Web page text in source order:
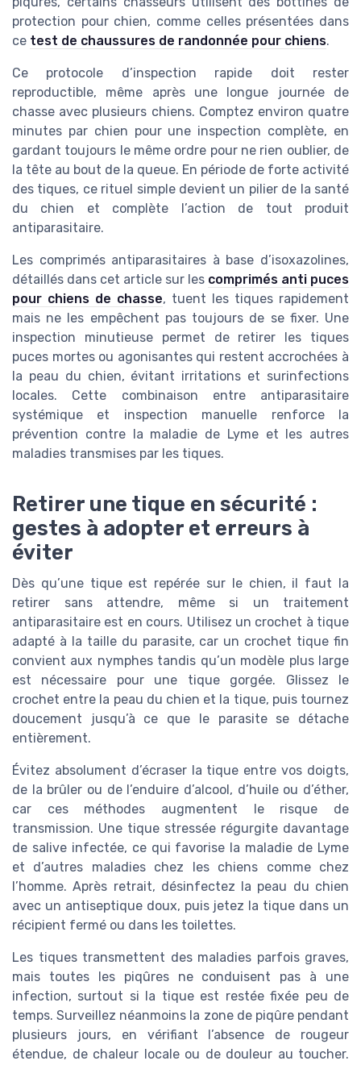
protection pour chien, comme celles présentées dans
ce test de chaussures de randonnée pour chiens.
Ce protocole d’inspection rapide doit rester
reproductible, même après une longue journée de
chasse avec plusieurs chiens. Comptez environ quatre
minutes par chien pour une inspection complète, en
gardant toujours le même ordre pour ne rien oublier, de
la tête au bout de la queue. En période de forte activité
des tiques, ce rituel simple devient un pilier de la santé
du chien et complète l’action de tout produit
antiparasitaire.
Les comprimés antiparasitaires à base d’isoxazolines,
détaillés dans cet article sur les comprimés anti puces
pour chiens de chasse, tuent les tiques rapidement
mais ne les empêchent pas toujours de se fixer. Une
inspection minutieuse permet de retirer les tiques
puces mortes ou agonisantes qui restent accrochées à
la peau du chien, évitant irritations et surinfections
locales. Cette combinaison entre antiparasitaire
systémique et inspection manuelle renforce la
prévention contre la maladie de Lyme et les autres
maladies transmises par les tiques.
Retirer une tique en sécurité :
gestes à adopter et erreurs à
éviter
Dès qu’une tique est repérée sur le chien, il faut la
retirer sans attendre, même si un traitement
antiparasitaire est en cours. Utilisez un crochet à tique
adapté à la taille du parasite, car un crochet tique fin
convient aux nymphes tandis qu’un modèle plus large
est nécessaire pour une tique gorgée. Glissez le
crochet entre la peau du chien et la tique, puis tournez
doucement jusqu’à ce que le parasite se détache
entièrement.
Évitez absolument d’écraser la tique entre vos doigts,
de la brûler ou de l’enduire d’alcool, d’huile ou d’éther,
car ces méthodes augmentent le risque de
transmission. Une tique stressée régurgite davantage
de salive infectée, ce qui favorise la maladie de Lyme
et d’autres maladies chez les chiens comme chez
l’homme. Après retrait, désinfectez la peau du chien
avec un antiseptique doux, puis jetez la tique dans un
récipient fermé ou dans les toilettes.
Les tiques transmettent des maladies parfois graves,
mais toutes les piqûres ne conduisent pas à une
infection, surtout si la tique est restée fixée peu de
temps. Surveillez néanmoins la zone de piqûre pendant
plusieurs jours, en vérifiant l’absence de rougeur
étendue, de chaleur locale ou de douleur au toucher.